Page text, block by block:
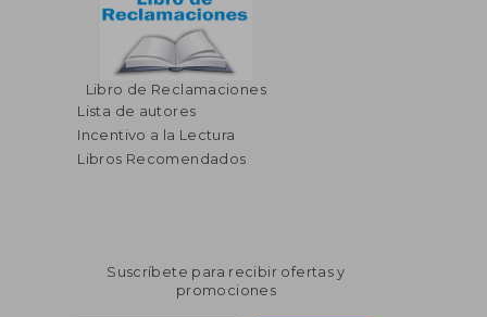
45%
dcto.
$ 46.28
$ 25.45
Libro de Reclamaciones
Lista de autores
Incentivo a la Lectura
Libros Recomendados
Suscríbete para recibir ofertas y
promociones